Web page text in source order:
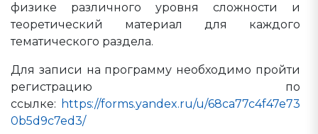
физике различного уровня сложности и
теоретический материал для каждого
тематического раздела.
Для записи на программу необходимо пройти
регистрацию по
ссылке: https://forms.yandex.ru/u/68ca77c4f47e73
0b5d9c7ed3/